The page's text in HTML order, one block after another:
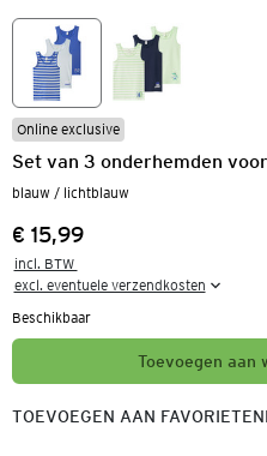
Online exclusive
Set van 3 onderhemden
blauw / lichtblauw
Prijs:
€ 15,99
incl. BTW
excl. eventuele verzendkosten
Beschikbaar
Toevoegen aan
TOEVOEGEN AAN